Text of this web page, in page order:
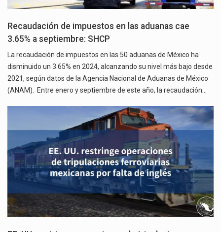
Recaudación de impuestos en las aduanas cae
3.65% a septiembre: SHCP
La recaudación de impuestos en las 50 aduanas de México ha
disminuido un 3.65% en 2024, alcanzando su nivel más bajo desde
2021, según datos de la Agencia Nacional de Aduanas de México
(ANAM). Entre enero y septiembre de este año, la recaudación…